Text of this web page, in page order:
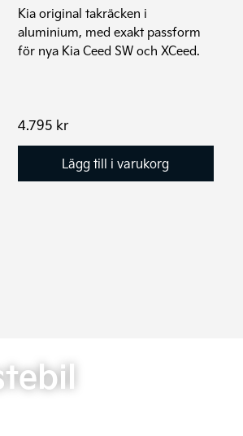
Kia original takräcken i
aluminium, med exakt passform
för nya Kia Ceed SW och XCeed.
4.795 kr
Lägg till i varukorg